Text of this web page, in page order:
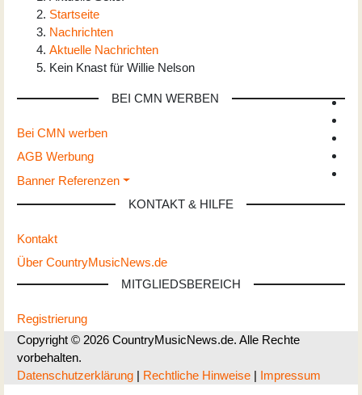
Startseite
Nachrichten
Aktuelle Nachrichten
Kein Knast für Willie Nelson
BEI CMN WERBEN
Bei CMN werben
AGB Werbung
Banner Referenzen
KONTAKT & HILFE
Kontakt
Über CountryMusicNews.de
MITGLIEDSBEREICH
Registrierung
Copyright © 2026 CountryMusicNews.de. Alle Rechte
vorbehalten.
Datenschutzerklärung | Rechtliche Hinweise | Impressum